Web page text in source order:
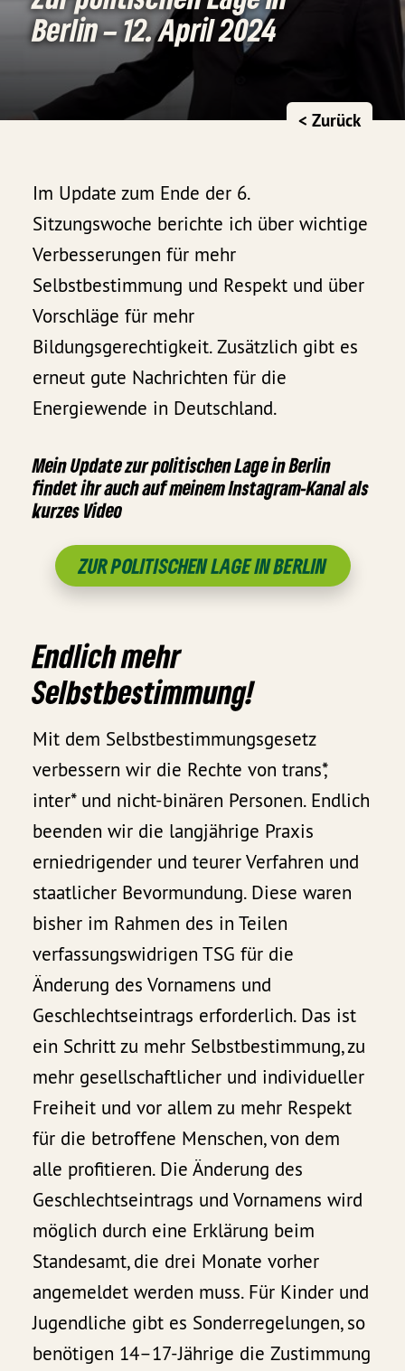
Berlin – 12. April 2024
< Zurück
Im Update zum Ende der 6.
Sitzungswoche berichte ich über wichtige
Verbesserungen für mehr
Selbstbestimmung und Respekt und über
Vorschläge für mehr
Bildungsgerechtigkeit. Zusätzlich gibt es
erneut gute Nachrichten für die
Energiewende in Deutschland.
Mein Update zur politischen Lage in Berlin
findet ihr auch auf meinem Instagram-Kanal als
kurzes Video
ZUR POLITISCHEN LAGE IN BERLIN
Endlich mehr
Selbstbestimmung!
Mit dem Selbstbestimmungsgesetz
verbessern wir die Rechte von trans*,
inter* und nicht-binären Personen. Endlich
beenden wir die langjährige Praxis
erniedrigender und teurer Verfahren und
staatlicher Bevormundung. Diese waren
bisher im Rahmen des in Teilen
verfassungswidrigen TSG für die
Änderung des Vornamens und
Geschlechtseintrags erforderlich. Das ist
ein Schritt zu mehr Selbstbestimmung, zu
mehr gesellschaftlicher und individueller
Freiheit und vor allem zu mehr Respekt
für die betroffene Menschen, von dem
alle profitieren. Die Änderung des
Geschlechtseintrags und Vornamens wird
möglich durch eine Erklärung beim
Standesamt, die drei Monate vorher
angemeldet werden muss. Für Kinder und
Jugendliche gibt es Sonderregelungen, so
benötigen 14–17-Jährige die Zustimmung